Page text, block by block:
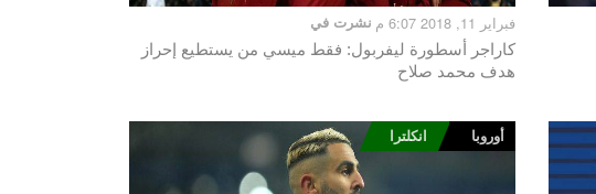
نشرت في فبراير 11, 2018 6:07 م
كاراجر أسطورة ليفربول: فقط ميسي من يستطيع إحراز
هدف محمد صلاح
أوروبا انكلترا